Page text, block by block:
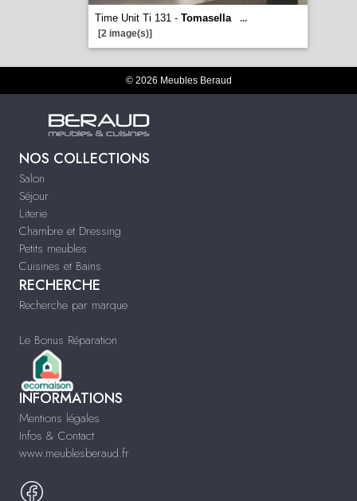
Time Unit Ti 131 - Tomasella
...
[2 image(s)]
© 2026 Meubles Beraud
NOS COLLECTIONS
Salon
Séjour
Literie
Chambre et Dressing
Petits meubles
Cuisines et Bains
RECHERCHE
Recherche par marque
Le Bonus Réparation
INFORMATIONS
Mentions légales
Infos & Contact
www.meublesberaud.fr